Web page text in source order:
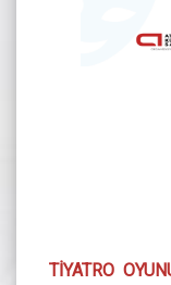
TİYATRO